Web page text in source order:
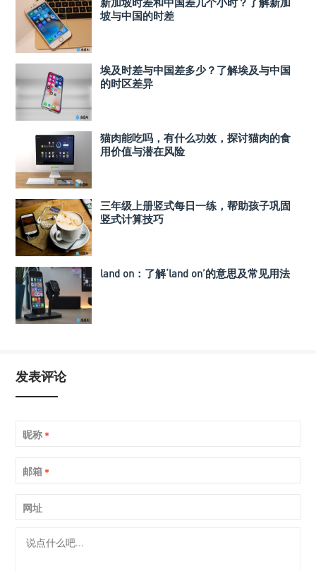
坡与中国的时差
埃及时差与中国差多少？了解埃及与中国
的时区差异
猫肉能吃吗，有什么功效，探讨猫肉的食
用价值与潜在风险
三年级上册竖式每日一练，帮助孩子巩固
竖式计算技巧
land on：了解‘land on’的意思及常见用法
发表评论
昵称 *
邮箱 *
网址